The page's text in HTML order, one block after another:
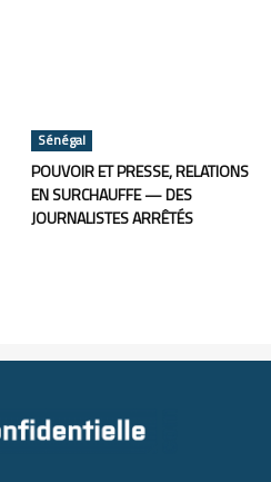
Sénégal
POUVOIR ET PRESSE, RELATIONS
EN SURCHAUFFE — DES
JOURNALISTES ARRÊTÉS